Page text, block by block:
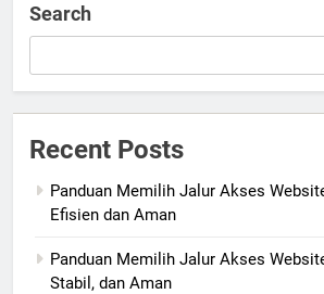
Search
Recent Posts
Panduan Memilih Jalur Akses
Efisien dan Aman
Panduan Memilih Jalur Akses
Stabil, dan Aman